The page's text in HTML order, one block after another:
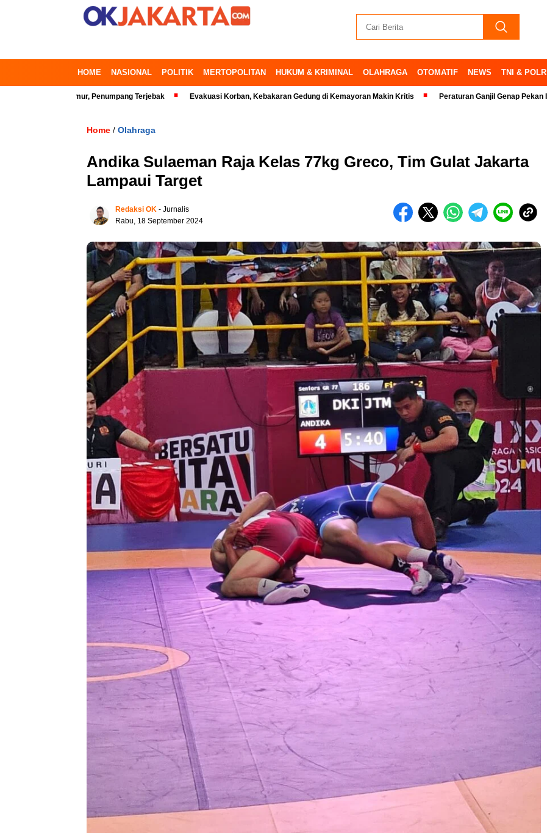
HOME NASIONAL POLITIK MERTOPOLITAN HUKUM & KRIMINAL OLAHRAGA OTOMATIF NEWS TNI & POLRI
Timur, Penumpang Terjebak Evakuasi Korban, Kebakaran Gedung di Kemayoran Makin Kritis Peraturan Ganjil Genap Pekan Ini Ditiadakan
Home / Olahraga
Andika Sulaeman Raja Kelas 77kg Greco, Tim Gulat Jakarta
Lampaui Target
Redaksi OK - Jurnalis
Rabu, 18 September 2024